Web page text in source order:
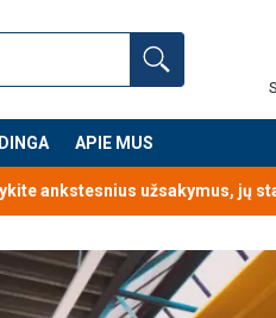
APIE MUS
ankstesnius užsakymus, jų